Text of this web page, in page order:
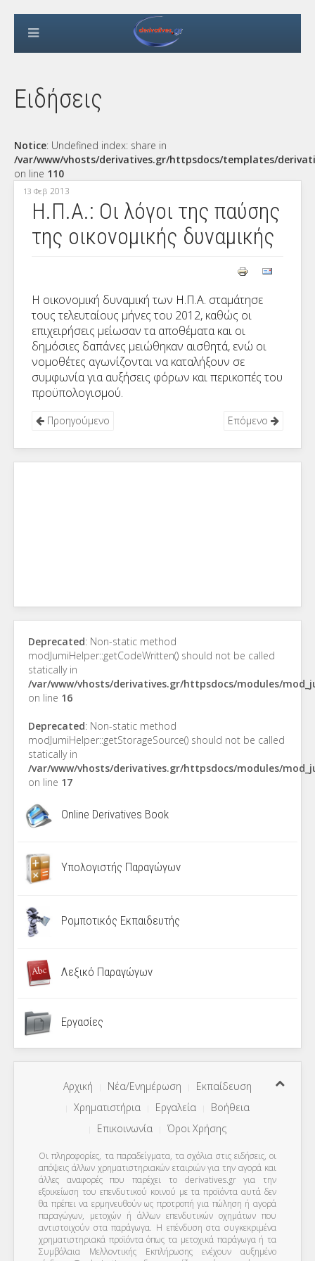
Ειδήσεις
Notice: Undefined index: share in
/var/www/vhosts/derivatives.gr/httpsdocs/templates/
on line 110
13 Φεβ 2013
Η.Π.Α.: Οι λόγοι της παύσης
της οικονομικής δυναμικής
Η οικονομική δυναμική των Η.Π.Α. σταμάτησε
τους τελευταίους μήνες του 2012, καθώς οι
επιχειρήσεις μείωσαν τα αποθέματα και οι
δημόσιες δαπάνες μειώθηκαν αισθητά, ενώ οι
νομοθέτες αγωνίζονται να καταλήξουν σε
συμφωνία για αυξήσεις φόρων και περικοπές του
προϋπολογισμού.
Προηγούμενο Επόμενο
Deprecated: Non-static method
modJumiHelper::getCodeWritten() should not be called
statically in
/var/www/vhosts/derivatives.gr/httpsdocs/modules/
on line 16
Deprecated: Non-static method
modJumiHelper::getStorageSource() should not be called
statically in
/var/www/vhosts/derivatives.gr/httpsdocs/modules/
on line 17
Online Derivatives Book
Υπολογιστής Παραγώγων
Ρομποτικός Εκπαιδευτής
Λεξικό Παραγώγων
Εργασίες
Αρχική Νέα/Ενημέρωση
Εκπαίδευση
Χρηματιστήρια
Εργαλεία
Βοήθεια
Επικοινωνία
Όροι Χρήσης
Οι πληροφορίες, τα παραδείγματα, τα σχόλια στις ειδήσεις, οι
απόψεις άλλων χρηματιστηριακών εταιριών για την αγορά και
άλλες αναφορές που παρέχει το derivatives.gr για την
εξοικείωση του επενδυτικού κοινού με τα προϊόντα αυτά δεν
θα πρέπει να ερμηνευθούν ως προτροπή για πώληση ή αγορά
παραγώγων, μετοχών ή άλλων επενδυτικών οχημάτων που
αντιστοιχούν στα παράγωγα. Η επένδυση στα συγκεκριμένα
χρηματιστηριακά προϊόντα όπως τα μετοχικά παράγωγα ή τα
Συμβόλαια Μελλοντικής Εκπλήρωσης ενέχουν αυξημένο